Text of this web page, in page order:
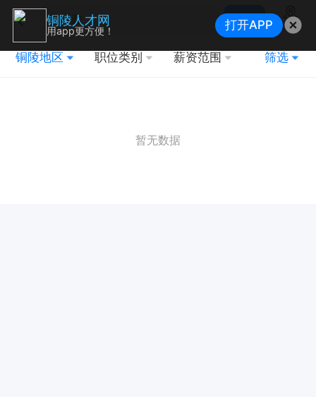
搜索
地图
铜陵地区 职位类别 薪资范围 筛选
暂无数据
铜陵人才网
用app更方便！ 打开APP